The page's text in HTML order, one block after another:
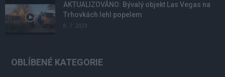
AKTUALIZOVÁNO: Bývalý objekt Las Vegas na
Trhovkách lehl popelem
8. 7. 2023
OBLÍBENÉ KATEGORIE